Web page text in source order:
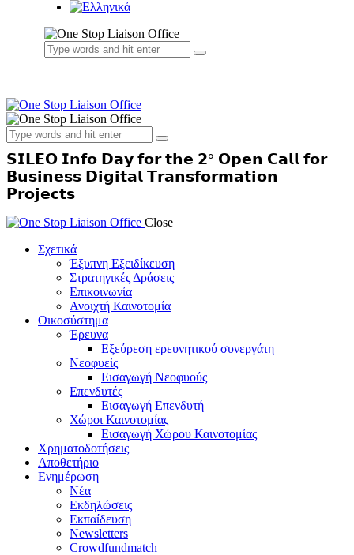
𝗦𝗜𝗟𝗘𝗢 𝗜𝗻𝗳𝗼 𝗗𝗮𝘆 𝗳𝗼𝗿 𝘁𝗵𝗲 𝟮° 𝗢𝗽𝗲𝗻 𝗖𝗮𝗹𝗹 𝗳𝗼𝗿
𝗕𝘂𝘀𝗶𝗻𝗲𝘀𝘀 𝗗𝗶𝗴𝗶𝘁𝗮𝗹 𝗧𝗿𝗮𝗻𝘀𝗳𝗼𝗿𝗺𝗮𝘁𝗶𝗼𝗻
𝗣𝗿𝗼𝗷𝗲𝗰𝘁𝘀
Close
Σχετικά
Έξυπνη Εξειδίκευση
Στρατηγικές Δράσεις
Επικοινωνία
Ανοιχτή Καινοτομία
Οικοσύστημα
Έρευνα
Εξεύρεση ερευνητικού συνεργάτη
Νεοφυείς
Εισαγωγή Νεοφυούς
Επενδυτές
Εισαγωγή Επενδυτή
Χώροι Καινοτομίας
Εισαγωγή Χώρου Καινοτομίας
Χρηματοδοτήσεις
Αποθετήριο
Ενημέρωση
Νέα
Εκδηλώσεις
Εκπαίδευση
Newsletters
Crowdfundmatch